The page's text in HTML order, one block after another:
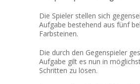
Die Spieler stellen sich
Aufgabe bestehend aus fünf
Farbsteinen.
Die durch den Gegenspieler
Aufgabe gilt es nun in
Schritten zu lösen.